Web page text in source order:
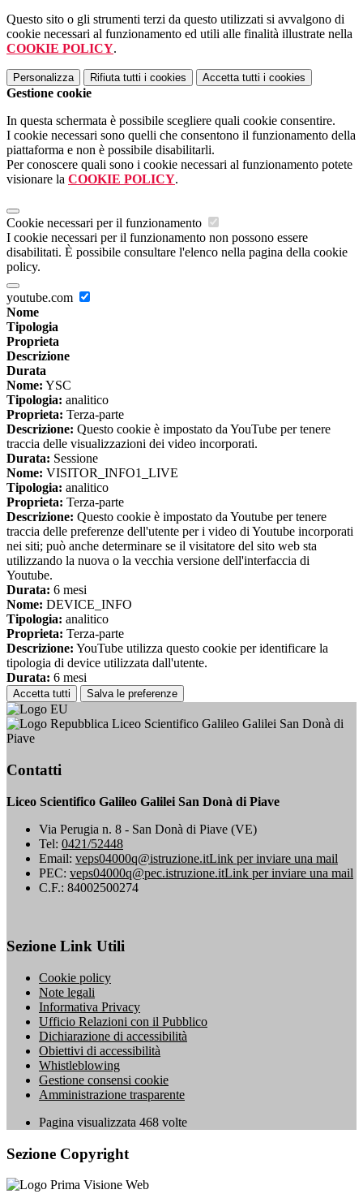
Questo sito o gli strumenti terzi da questo utilizzati si avvalgono di
cookie necessari al funzionamento ed utili alle finalità illustrate nella
COOKIE POLICY.
Personalizza Rifiuta tutti i cookies Accetta tutti i cookies
Gestione cookie
In questa schermata è possibile scegliere quali cookie consentire.
I cookie necessari sono quelli che consentono il funzionamento della
piattaforma e non è possibile disabilitarli.
Per conoscere quali sono i cookie necessari al funzionamento potete
visionare la COOKIE POLICY.
Cookie necessari per il funzionamento
I cookie necessari per il funzionamento non possono essere
disabilitati. È possibile consultare l'elenco nella pagina della cookie
policy.
youtube.com
Nome
Tipologia
Proprieta
Descrizione
Durata
Nome: YSC
Tipologia: analitico
Proprieta: Terza-parte
Descrizione: Questo cookie è impostato da YouTube per tenere
traccia delle visualizzazioni dei video incorporati.
Durata: Sessione
Nome: VISITOR_INFO1_LIVE
Tipologia: analitico
Proprieta: Terza-parte
Descrizione: Questo cookie è impostato da Youtube per tenere
traccia delle preferenze dell'utente per i video di Youtube incorporati
nei siti; può anche determinare se il visitatore del sito web sta
utilizzando la nuova o la vecchia versione dell'interfaccia di
Youtube.
Durata: 6 mesi
Nome: DEVICE_INFO
Tipologia: analitico
Proprieta: Terza-parte
Descrizione: YouTube utilizza questo cookie per identificare la
tipologia di device utilizzata dall'utente.
Durata: 6 mesi
Accetta tutti Salva le preferenze
Liceo Scientifico Galileo Galilei San Donà di
Piave
Contatti
Liceo Scientifico Galileo Galilei San Donà di Piave
Via Perugia n. 8 - San Donà di Piave (VE)
Tel: 0421/52448
Email: veps04000q@istruzione.itLink per inviare una mail
PEC: veps04000q@pec.istruzione.itLink per inviare una mail
C.F.: 84002500274
Sezione Link Utili
Cookie policy
Note legali
Informativa Privacy
Ufficio Relazioni con il Pubblico
Dichiarazione di accessibilità
Obiettivi di accessibilità
Whistleblowing
Gestione consensi cookie
Amministrazione trasparente
Pagina visualizzata 468 volte
Sezione Copyright